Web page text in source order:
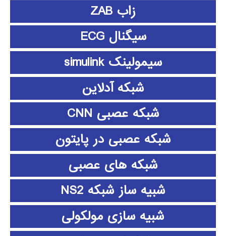
زاب ZAB
سیگنال ECG
سیمولینک simulink
شبکه آدلاین
شبکه عصبی CNN
شبکه عصبی در پایتون
شبکه های عصبی
شبیه ساز شبکه NS2
شبیه سازی مولکولی